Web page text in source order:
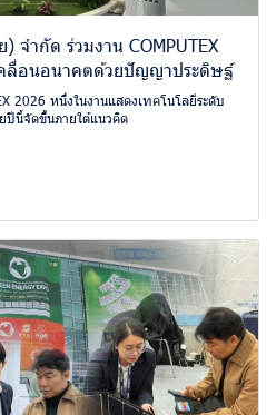
ำกัด ร่วมงาน COMPUTEX
ลื่อนอนาคตด้วยปัญญาประดิษฐ์
2026 หนึ่งในงานแสดงเทคโนโลยีระดับ
ปีนี้จัดขึ้นภายใต้แนวคิด